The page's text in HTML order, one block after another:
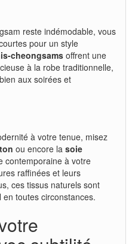
reste indémodable, vous
pour un style
cheongsams offrent une
à la robe traditionnelle,
aux soirées et
à votre tenue, misez
ou encore la soie
contemporaine à votre
raffinées et leurs
ces tissus naturels sont
toutes circonstances.